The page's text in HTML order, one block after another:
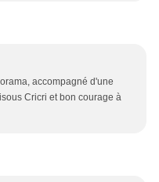
accompagné d'une
Cricri et bon courage à